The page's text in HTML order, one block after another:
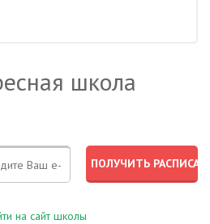
школа
на сайт школы